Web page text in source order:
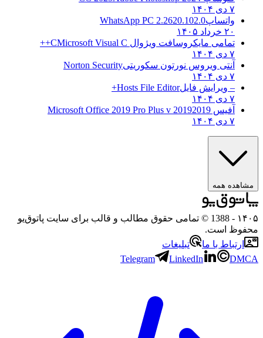
۷ دی ۱۴۰۴
واتساپWhatsApp PC 2.2620.102.0
۲۰ خرداد ۱۴۰۵
تمامی مایکروسافت ویژوال C Microsoft Visual C++
۷ دی ۱۴۰۴
آنتی ویروس نورتون سکوریتیNorton Security
۷ دی ۱۴۰۴
– ویرایش فایلHosts File Editor+
۷ دی ۱۴۰۴
آفیس 2019 2019 Microsoft Office 2019 Pro Plus v
۷ دی ۱۴۰۴
مشاهده همه
۱۴۰۵
- 1388 © تمامی حقوق مطالب و قالب برای سایت پاتوق‌یو
محفوظ است.
ارتباط با ما
تبلیغات
Telegram
LinkedIn DMCA